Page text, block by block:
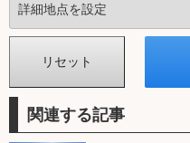
関連する記事